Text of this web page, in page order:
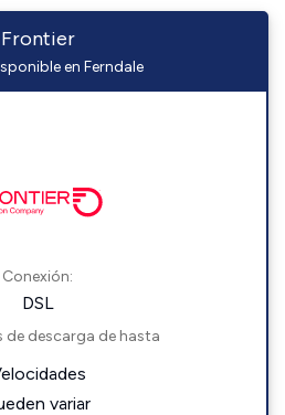
Frontier
en Ferndale
Conexión:
DSL
de descarga de hasta
variar